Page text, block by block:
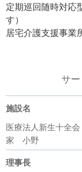
定期巡回随時対応
す）
居宅介護支援事業
サ
施設名
医療法人新生十全
家 小野
理事長